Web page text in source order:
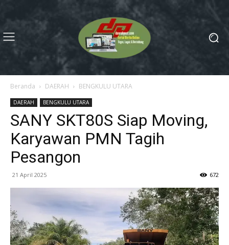
Beranda DAERAH BENGKULU UTARA
DAERAH BENGKULU UTARA
SANY SKT80S Siap Moving,
Karyawan PMN Tagih
Pesangon
21 April 2025 672